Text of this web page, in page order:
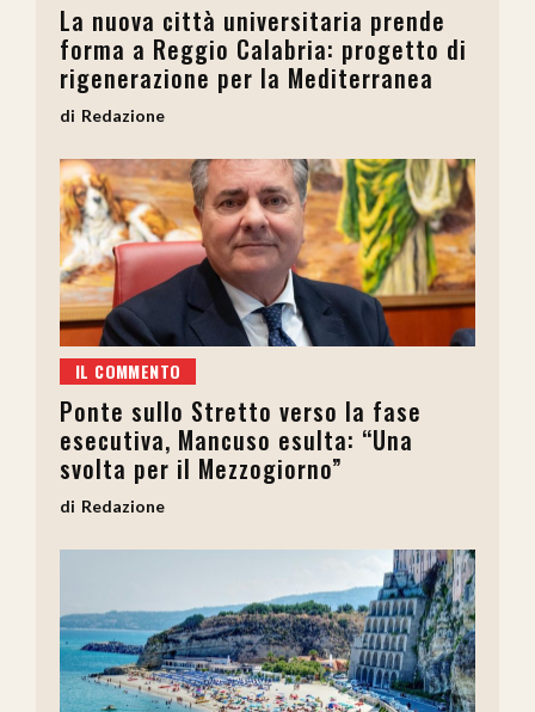
La nuova città universitaria prende
forma a Reggio Calabria: progetto di
rigenerazione per la Mediterranea
Redazione
IL COMMENTO
Ponte sullo Stretto verso la fase
esecutiva, Mancuso esulta: “Una
svolta per il Mezzogiorno”
Redazione